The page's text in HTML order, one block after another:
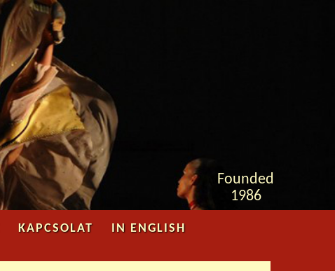
Founded
1986
KAPCSOLAT IN ENGLISH